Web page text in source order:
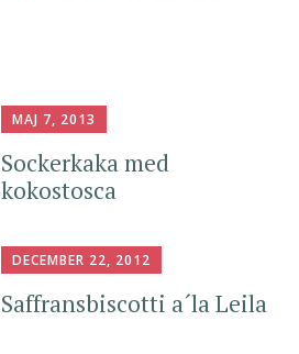
MAJ 7, 2013
Sockerkaka med
kokostosca
DECEMBER 22, 2012
Saffransbiscotti a´la Leila